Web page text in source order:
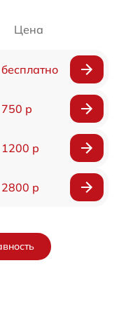
Цена
бесплатно
750 р
1200 р
2800 р